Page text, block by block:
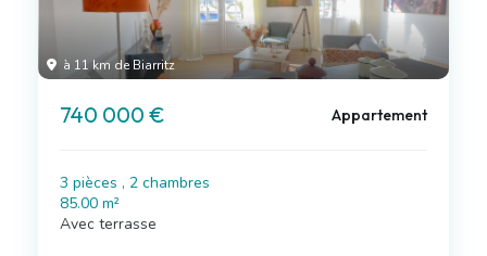
à 11 km de Biarritz
740 000 € Appartement
3 pièces , 2 chambres
85.00 m²
Avec terrasse